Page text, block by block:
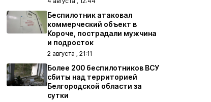
Беспилотник атаковал
коммерческий объект в
Короче, пострадали мужчина
и подросток
2 августа , 21:11
Более 200 беспилотников ВСУ
сбиты над территорией
Белгородской области за
сутки